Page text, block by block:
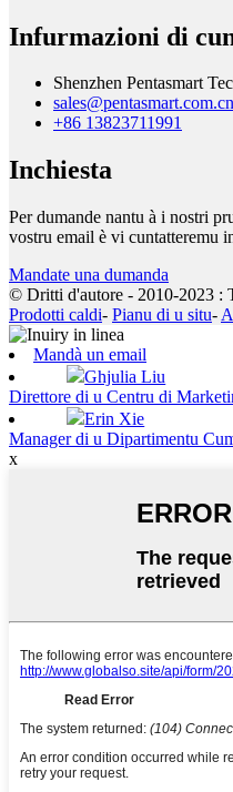
Infurmazioni di
Shenzhen Pentasmart
sales@pentasmart.com.cn
+86 13823711991
Inchiesta
Per dumande nantu à i nostri
vostru email è vi cuntatteremu
Mandate una dumanda
© Dritti d'autore - 2010-2023 :
Prodotti caldi- Pianu di u situ-
Mandà un email
Ghjulia Liu
Direttore di u Centru di
Erin Xie
Manager di u Dipartimentu
x